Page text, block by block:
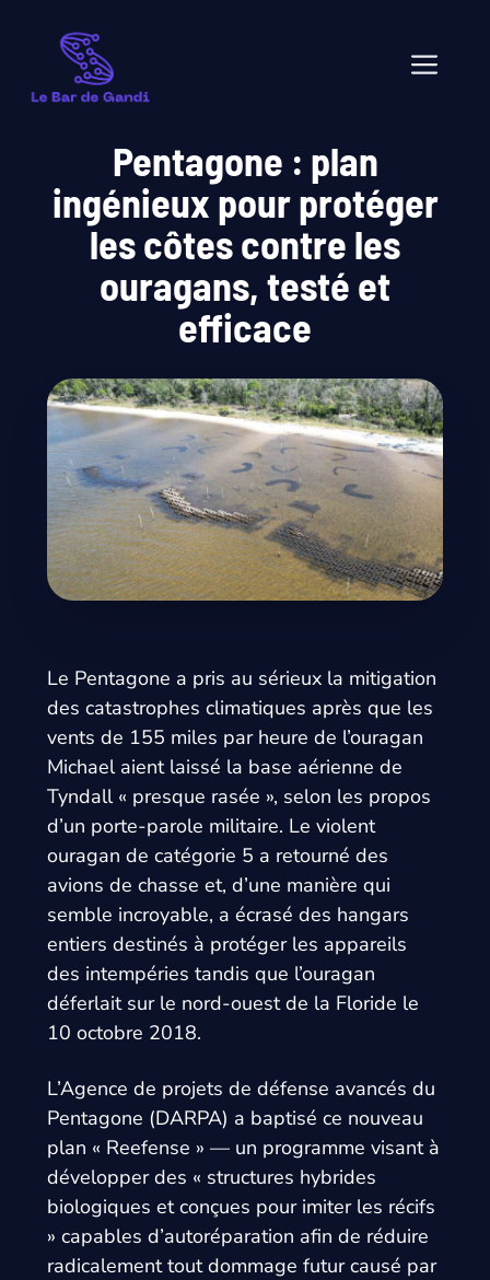
Pentagone : plan
ingénieux pour protéger
les côtes contre les
ouragans, testé et
efficace
mai 11, 2026
Le Pentagone a pris au sérieux la mitigation
des catastrophes climatiques après que les
vents de 155 miles par heure de l’ouragan
Michael aient laissé la base aérienne de
Tyndall « presque rasée », selon les propos
d’un porte-parole militaire. Le violent
ouragan de catégorie 5 a retourné des
avions de chasse et, d’une manière qui
semble incroyable, a écrasé des hangars
entiers destinés à protéger les appareils
des intempéries tandis que l’ouragan
déferlait sur le nord-ouest de la Floride le
10 octobre 2018.
L’Agence de projets de défense avancés du
Pentagone (DARPA) a baptisé ce nouveau
plan « Reefense » — un programme visant à
développer des « structures hybrides
biologiques et conçues pour imiter les récifs
» capables d’autoréparation afin de réduire
radicalement tout dommage futur causé par